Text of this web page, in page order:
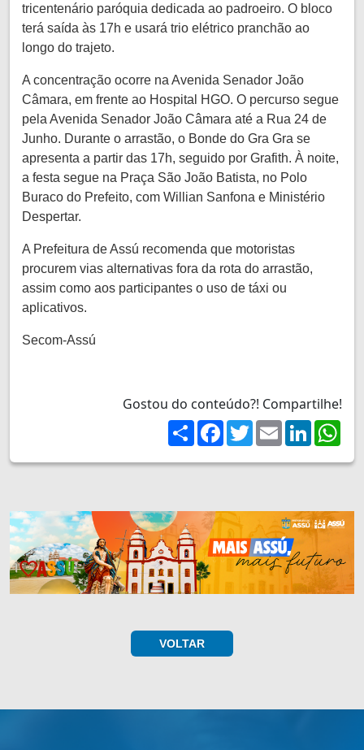
tricentenário paróquia dedicada ao padroeiro. O bloco
terá saída às 17h e usará trio elétrico pranchão ao
longo do trajeto.
A concentração ocorre na Avenida Senador João
Câmara, em frente ao Hospital HGO. O percurso segue
pela Avenida Senador João Câmara até a Rua 24 de
Junho. Durante o arrastão, o Bonde do Gra Gra se
apresenta a partir das 17h, seguido por Grafith. À noite,
a festa segue na Praça São João Batista, no Polo
Buraco do Prefeito, com Willian Sanfona e Ministério
Despertar.
A Prefeitura de Assú recomenda que motoristas
procurem vias alternativas fora da rota do arrastão,
assim como aos participantes o uso de táxi ou
aplicativos.
Secom-Assú
Gostou do conteúdo?! Compartilhe!
ShareFacebook
TwitterEmailLinkedIn
VOLTAR